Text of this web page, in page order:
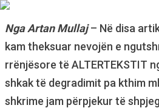
Nga Artan Mullaj– Në disa
kam theksuar nevojën e
rrënjësore të ALTERTEKSTIT
shkak të degradimit pa kthim
shkrime jam përpjekur të